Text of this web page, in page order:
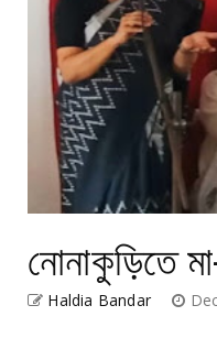
নোনাকুড়িতে
Haldia Bandar